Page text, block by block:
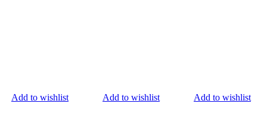
Add to wishlist Add to wishlist Add to wishlist